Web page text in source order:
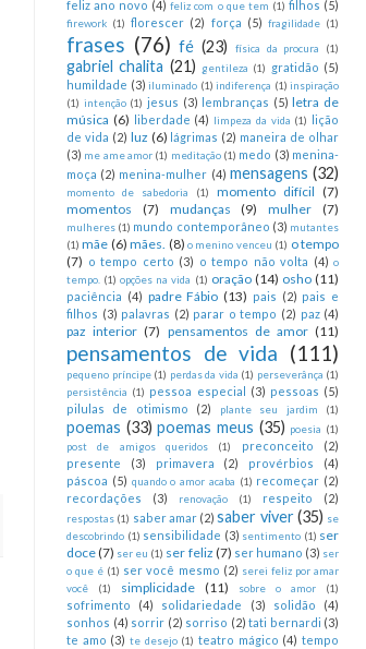
feliz ano novo (4) feliz com o que tem (1) filhos (5)
firework (1) florescer (2) força (5) fragilidade (1)
frases (76) fé (23) física da procura (1)
gabriel chalita (21) gentileza (1) gratidão (5)
humildade (3) iluminado (1) indiferença (1) inspiração
(1) intenção (1) jesus (3) lembranças (5) letra de
música (6) liberdade (4) limpeza da vida (1)
lição
de vida (2) luz (6) lágrimas (2) maneira de olhar
(3) me ame amor (1) meditação (1) medo (3) menina-
moça (2) menina-mulher (4) mensagens (32)
momento de sabedoria (1) momento difícil (7)
momentos
(7) mudanças (9) mulher (7)
mulheres (1) mundo contemporâneo (3) mutantes
(1) mãe (6) mães. (8) o menino venceu (1) o tempo
(7) o tempo certo (3) o tempo não volta (4) o
tempo. (1) opções na vida (1) oração (14) osho (11)
paciência (4) padre Fábio (13) pais (2) pais e
filhos (3) palavras (2) parar o tempo (2) paz (4)
paz interior (7) pensamentos de amor (11)
pensamentos de vida (111)
pequeno príncipe (1) perdas da vida (1) perseverânça (1)
persistência (1) pessoa especial (3) pessoas (5)
pilulas de otimismo
(2) plante seu jardim (1)
poemas (33) poemas meus (35) poesia (1)
post de amigos queridos
(1) preconceito
(2)
presente
(3) primavera (2) provérbios
(4)
páscoa (5) quando o amor acaba (1) recomeçar (2)
recordações
(3) renovação (1) respeito (2)
respostas (1) saber amar (2) saber viver (35) se
descobrindo (1) sensibilidade (3) sentimento (1) ser
doce(7) ser eu (1) ser feliz (7) ser humano (3) ser
o que é (1) ser você mesmo (2) serei feliz por amar
você
(1) simplicidade (11) sobre o amor (1)
sofrimento (4) solidariedade (3) solidão
(4)
sonhos (4) sorrir (2) sorriso (2) tati bernardi (3)
te amo (3) te desejo (1) teatro mágico (4) tempo